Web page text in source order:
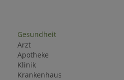
Gesundheit
Arzt
Apotheke
Klinik
Krankenhaus